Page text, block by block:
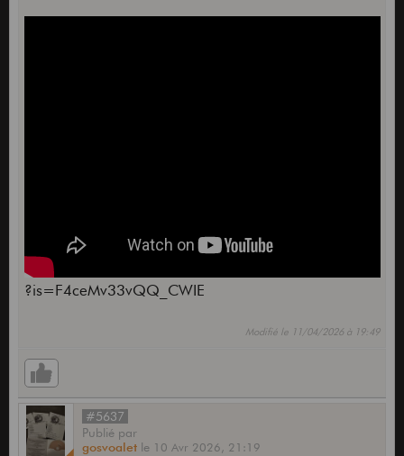
?is=F4ceMv33vQQ_CWIE
Modifié le 11/04/2026 à 19:49
#5637
Publié par
gosvoalet le 10 Avr 2026, 21:19